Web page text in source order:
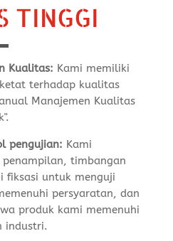
TINGGI
Kualitas: Kami memiliki
terhadap kualitas
Manajemen Kualitas
pengujian: Kami
timbangan
fiksasi untuk menguji
persyaratan, dan
produk kami memenuhi
industri.